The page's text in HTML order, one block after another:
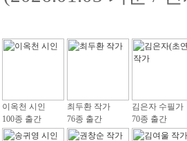
이옥천 시인
100종 출간
최두환 작가
76종 출간
김은자 수필가
70종 출간